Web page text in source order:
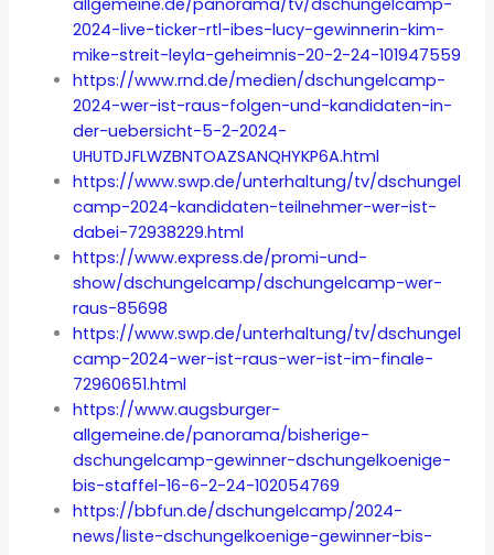
2024-live-ticker-rtl-ibes-lucy-gewinnerin-kim-
mike-streit-leyla-geheimnis-20-2-24-101947559
https://www.rnd.de/medien/dschungelcamp-
2024-wer-ist-raus-folgen-und-kandidaten-in-
der-uebersicht-5-2-2024-
UHUTDJFLWZBNTOAZSANQHYKP6A.html
https://www.swp.de/unterhaltung/tv/dschungel
camp-2024-kandidaten-teilnehmer-wer-ist-
dabei-72938229.html
https://www.express.de/promi-und-
show/dschungelcamp/dschungelcamp-wer-
raus-85698
https://www.swp.de/unterhaltung/tv/dschungel
camp-2024-wer-ist-raus-wer-ist-im-finale-
72960651.html
https://www.augsburger-
allgemeine.de/panorama/bisherige-
dschungelcamp-gewinner-dschungelkoenige-
bis-staffel-16-6-2-24-102054769
https://bbfun.de/dschungelcamp/2024-
news/liste-dschungelkoenige-gewinner-bis-